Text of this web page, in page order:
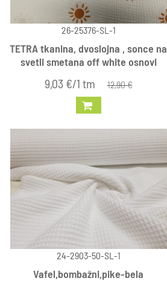
26-25376-SL-1
TETRA tkanina, dvoslojna , sonce na
svetli smetana off white osnovi
9,03 €/1 tm 12,90 €
24-2903-50-SL-1
Vafel,bombažni,pike-bela